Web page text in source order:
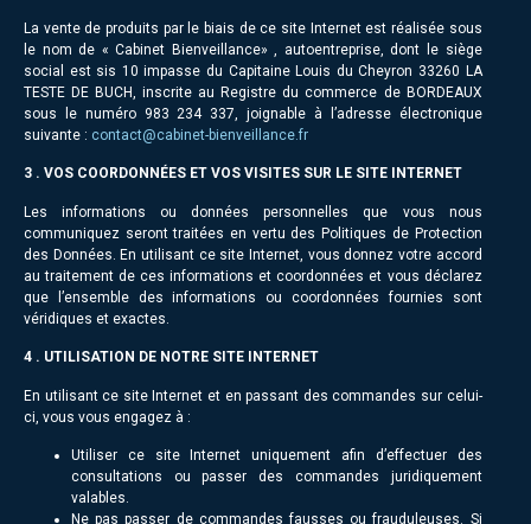
La vente de produits par le biais de ce site Internet est réalisée sous
le nom de « Cabinet Bienveillance» , autoentreprise, dont le siège
social est sis 10 impasse du Capitaine Louis du Cheyron 33260 LA
TESTE DE BUCH, inscrite au Registre du commerce de BORDEAUX
sous le numéro 983 234 337, joignable à l’adresse électronique
suivante : contact@cabinet-bienveillance.fr
3 . VOS COORDONNÉES ET VOS VISITES SUR LE SITE INTERNET
Les informations ou données personnelles que vous nous
communiquez seront traitées en vertu des Politiques de Protection
des Données. En utilisant ce site Internet, vous donnez votre accord
au traitement de ces informations et coordonnées et vous déclarez
que l’ensemble des informations ou coordonnées fournies sont
véridiques et exactes.
4 . UTILISATION DE NOTRE SITE INTERNET
En utilisant ce site Internet et en passant des commandes sur celui-
ci, vous vous engagez à :
Utiliser ce site Internet uniquement afin d’effectuer des
consultations ou passer des commandes juridiquement
valables.
Ne pas passer de commandes fausses ou frauduleuses. Si